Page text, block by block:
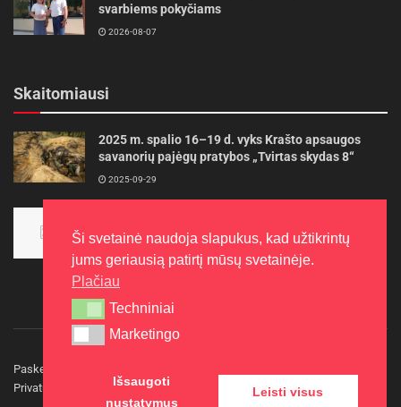
svarbiems pokyčiams
2026-08-07
Skaitomiausi
2025 m. spalio 16–19 d. vyks Krašto apsaugos
savanorių pajėgų pratybos „Tvirtas skydas 8“
2025-09-29
aukso
2015-10-30
Paskelbkite naujieną
Privatumo politika
Kontaktai
Ši svetainė naudoja slapukus, kad užtikrintų
jums geriausią patirtį mūsų svetainėje.
Plačiau
Techniniai
Techniniai
Marketingo
Marketingo
Išsaugoti
nustatymus
Leisti visus